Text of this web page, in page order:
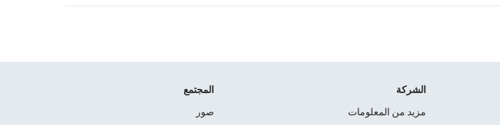
الشركة
مزيد من المعلومات
المجتمع
صور